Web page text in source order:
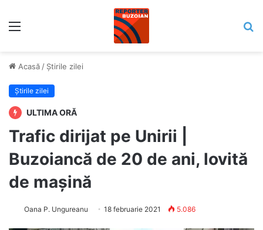
Acasă / Știrile zilei
Știrile zilei
ULTIMA ORĂ
Trafic dirijat pe Unirii |
Buzoiancă de 20 de ani, lovită
de mașină
Oana P. Ungureanu 18 februarie 2021 5.086